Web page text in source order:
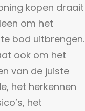
kopen draait
om het
bod uitbrengen.
ook om het
van de juiste
het herkennen
het